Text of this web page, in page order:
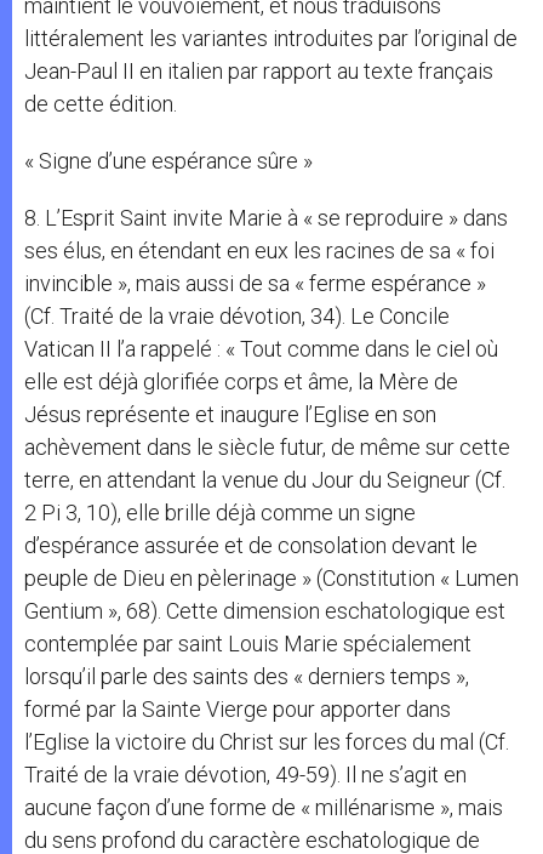
maintient le vouvoiement, et nous traduisons
littéralement les variantes introduites par l’original de
Jean-Paul II en italien par rapport au texte français
de cette édition.
« Signe d’une espérance sûre »
8. L’Esprit Saint invite Marie à « se reproduire » dans
ses élus, en étendant en eux les racines de sa « foi
invincible », mais aussi de sa « ferme espérance »
(Cf. Traité de la vraie dévotion, 34). Le Concile
Vatican II l’a rappelé : « Tout comme dans le ciel où
elle est déjà glorifiée corps et âme, la Mère de
Jésus représente et inaugure l’Eglise en son
achèvement dans le siècle futur, de même sur cette
terre, en attendant la venue du Jour du Seigneur (Cf.
2 Pi 3, 10), elle brille déjà comme un signe
d’espérance assurée et de consolation devant le
peuple de Dieu en pèlerinage » (Constitution « Lumen
Gentium », 68). Cette dimension eschatologique est
contemplée par saint Louis Marie spécialement
lorsqu’il parle des saints des « derniers temps »,
formé par la Sainte Vierge pour apporter dans
l’Eglise la victoire du Christ sur les forces du mal (Cf.
Traité de la vraie dévotion, 49-59). Il ne s’agit en
aucune façon d’une forme de « millénarisme », mais
du sens profond du caractère eschatologique de